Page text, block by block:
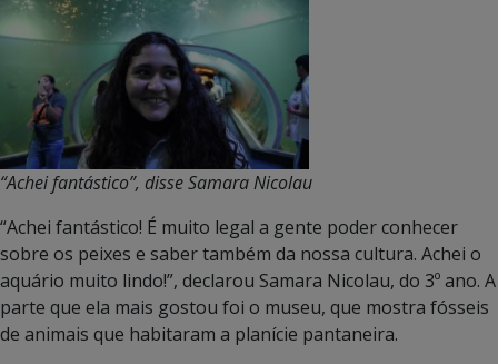
“Achei fantástico”, disse Samara Nicolau
“Achei fantástico! É muito legal a gente poder conhecer
sobre os peixes e saber também da nossa cultura. Achei o
aquário muito lindo!”, declarou Samara Nicolau, do 3º ano. A
parte que ela mais gostou foi o museu, que mostra fósseis
de animais que habitaram a planície pantaneira.